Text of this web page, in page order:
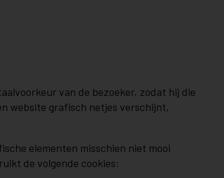
van de bezoeker, zodat hij die
website grafisch netjes verschijnt,
elementen misschien niet mooi
de volgende cookies: